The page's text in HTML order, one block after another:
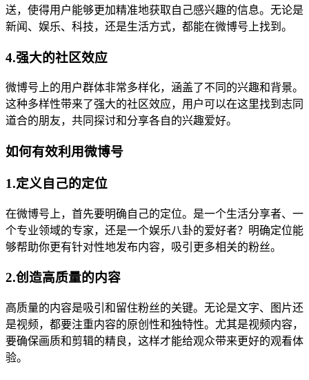
送，使得用户能够更加精准地获取自己感兴趣的信息。无论是
新闻、娱乐、科技，还是生活方式，都能在微博号上找到。
4.强大的社区效应
微博号上的用户群体非常多样化，涵盖了不同的兴趣和背景。
这种多样性带来了强大的社区效应，用户可以在这里找到志同
道合的朋友，共同探讨和分享各自的兴趣爱好。
如何有效利用微博号
1.定义自己的定位
在微博号上，首先要明确自己的定位。是一个生活分享者、一
个专业领域的专家，还是一个娱乐八卦的爱好者？明确定位能
够帮助你更有针对性地发布内容，吸引更多相关的粉丝。
2.创造高质量的内容
高质量的内容是吸引和留住粉丝的关键。无论是文字、图片还
是视频，都要注重内容的原创性和独特性。尤其是视频内容，
要确保画质和剪辑的精良，这样才能给观众带来更好的观看体
验。